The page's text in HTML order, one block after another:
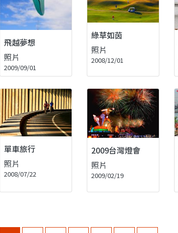
飛越夢想
照片
2009/09/01
綠草如茵
照片
2008/12/01
單車旅行
照片
2008/07/22
2009台灣燈會
照片
2009/02/19